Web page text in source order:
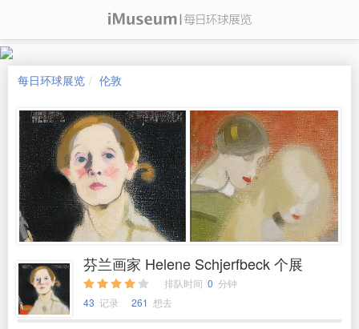
每日环球展览 伦敦
芬兰画家 Helene Schjerfbeck 个展
排队时间 0 分钟
43 记录 261 想去